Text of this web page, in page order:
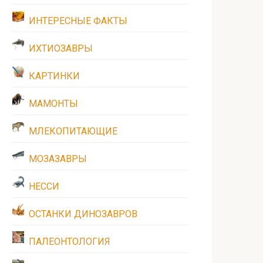
ИНТЕРЕСНЫЕ ФАКТЫ
ИХТИОЗАВРЫ
КАРТИНКИ
МАМОНТЫ
МЛЕКОПИТАЮЩИЕ
МОЗАЗАВРЫ
НЕССИ
ОСТАНКИ ДИНОЗАВРОВ
ПАЛЕОНТОЛОГИЯ